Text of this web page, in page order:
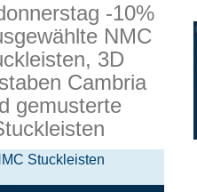
-10%
NMC
3D
Cambria
gemusterte
Stuckleisten